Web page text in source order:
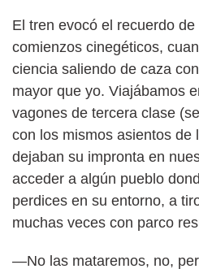
El tren evocó el recuerdo
comienzos cinegéticos,
ciencia saliendo de caza
mayor que yo. Viajábamos
vagones de tercera clase
con los mismos asientos de
dejaban su impronta en
acceder a algún pueblo
perdices en su entorno, a
muchas veces con parco
—No las mataremos, no,